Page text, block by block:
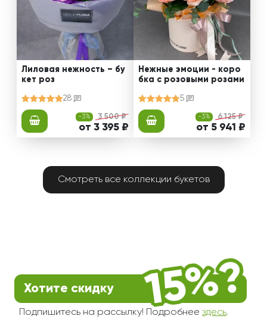
Лиловая нежность – бу
кет роз
28
-3% 3 500 ₽
от 3 395 ₽
Нежные эмоции - коро
бка с розовыми розами
5
-3% 6 125 ₽
от 5 941 ₽
Смотреть все коллекции букетов
Хотите скидку
Подпишитесь на рассылку! Подробнее здесь.